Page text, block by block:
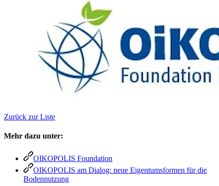
Zurück zur Liste
Mehr dazu unter:
OIKOPOLIS Foundation
OIKOPOLIS am Dialog: neue Eigentumsformen für die
Bodennutzung